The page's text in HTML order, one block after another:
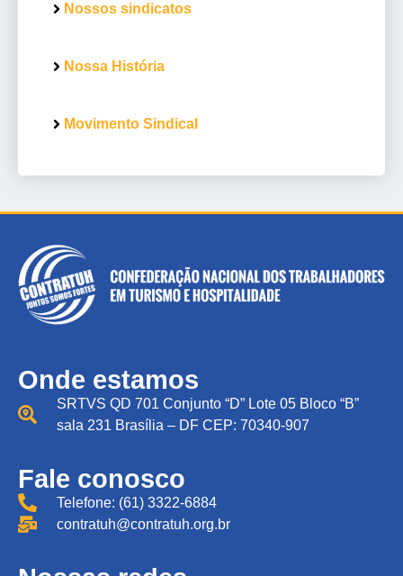
Nossos sindicatos
Nossa História
Movimento Sindical
Onde estamos
SRTVS QD 701 Conjunto “D” Lote 05 Bloco “B”
sala 231 Brasília – DF CEP: 70340-907
Fale conosco
Telefone: (61) 3322-6884
contratuh@contratuh.org.br